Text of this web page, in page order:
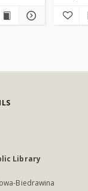
Library
Biedrawina